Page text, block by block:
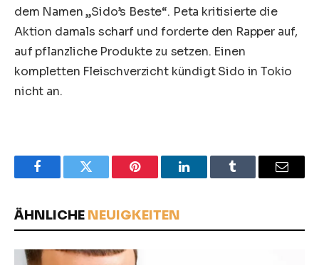
dem Namen „Sido’s Beste“. Peta kritisierte die
Aktion damals scharf und forderte den Rapper auf,
auf pflanzliche Produkte zu setzen. Einen
kompletten Fleischverzicht kündigt Sido in Tokio
nicht an.
FacebookTwitter Pinterest LinkedInTumblr Email
ÄHNLICHE NEUIGKEITEN